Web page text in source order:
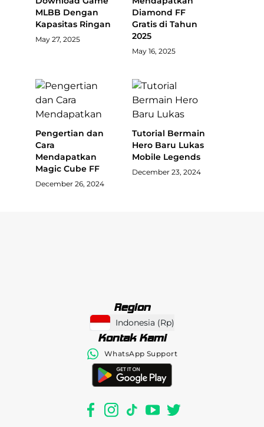
MLBB Dengan
Kapasitas Ringan
May 27, 2025
Diamond FF
Gratis di Tahun
2025
May 16, 2025
Pengertian dan
Cara
Mendapatkan
Magic Cube FF
December 26, 2024
Tutorial Bermain
Hero Baru Lukas
Mobile Legends
December 23, 2024
Region
Indonesia (Rp)
Kontak Kami
WhatsApp Support